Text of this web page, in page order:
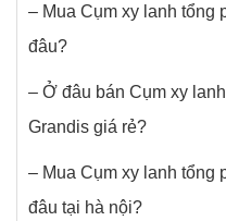
– Mua Cụm xy lanh tổng
đâu?
– Ở đâu bán Cụm xy
Grandis giá rẻ?
– Mua Cụm xy lanh tổng
đâu tại hà nội?